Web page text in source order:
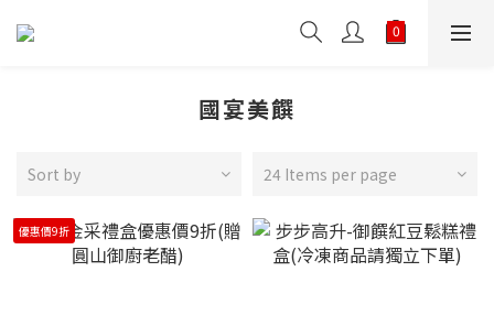
國宴美饌
Sort by 24 Items per page
優惠價9折